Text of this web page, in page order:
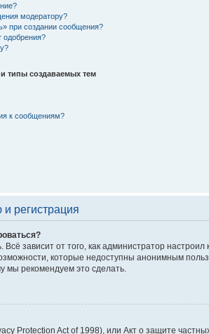
модератору?
при создании сообщения?
одобрения?
типы создаваемых тем
к сообщениям?
регистрация
Всё зависит от того, как администратор
которые недоступны анонимным
мы рекомендуем это сделать.
Protection Act of 1998), или Акт о защите